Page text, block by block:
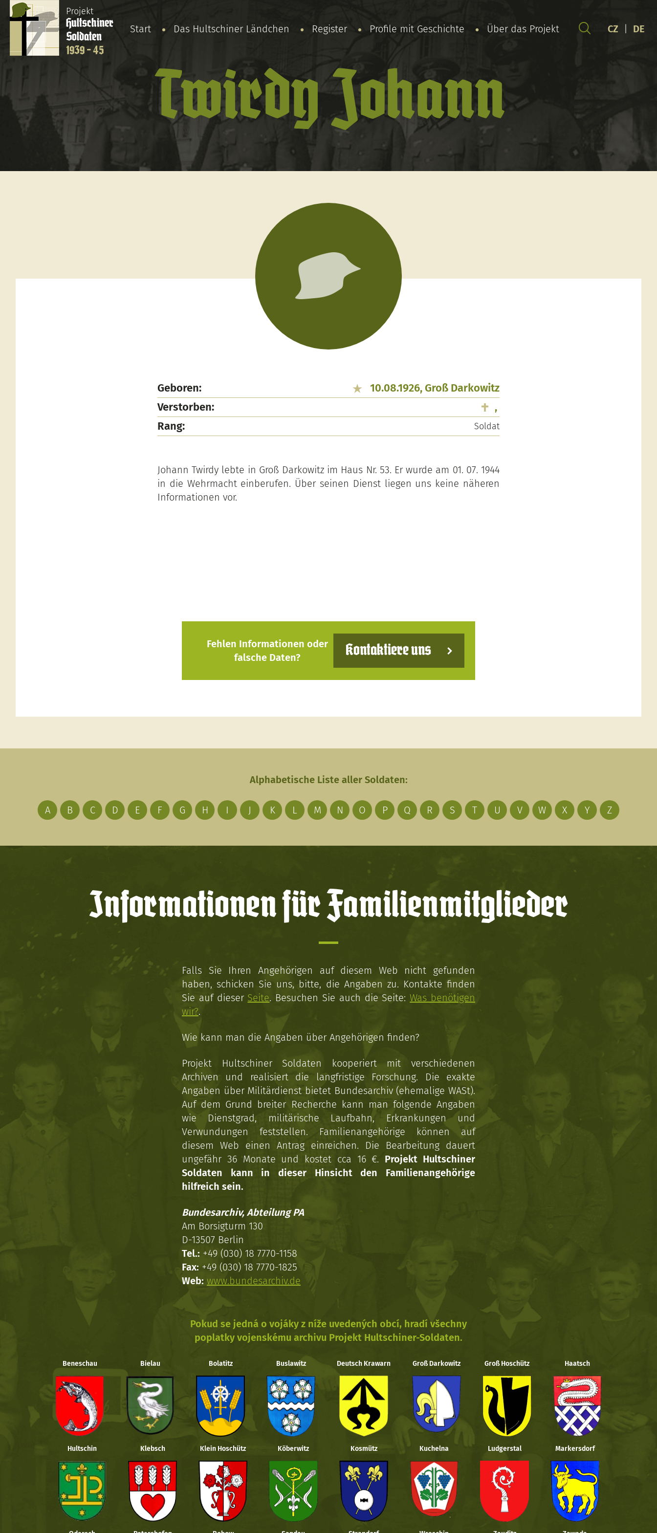
Projekt
Hultschiner
Soldaten
1939 - 45
Start Das Hultschiner Ländchen Register Profile mit Geschichte Über das Projekt CZ DE
Twirdy Johann
Geboren:
10.08.1926, Groß Darkowitz
Verstorben:
,
Rang:
Soldat
Johann Twirdy lebte in Groß Darkowitz im Haus Nr. 53. Er wurde am 01. 07. 1944
in die Wehrmacht einberufen. Über seinen Dienst liegen uns keine näheren
Informationen vor.
Fehlen Informationen oder
falsche Daten?
Kontaktiere uns
Alphabetische Liste aller Soldaten:
A B C D E F G H I J K L M N O P Q R S T U V W X Y Z
Informationen für Familienmitglieder
Falls Sie Ihren Angehörigen auf diesem Web nicht gefunden
haben, schicken Sie uns, bitte, die Angaben zu. Kontakte finden
Sie auf dieser Seite. Besuchen Sie auch die Seite:Was benötigen
wir?.
Wie kann man die Angaben über Angehörigen finden?
Projekt Hultschiner Soldaten kooperiert mit verschiedenen
Archiven und realisiert die langfristige Forschung. Die exakte
Angaben über Militärdienst bietet Bundesarchiv (ehemalige WASt).
Auf dem Grund breiter Recherche kann man folgende Angaben
wie Dienstgrad, militärische Laufbahn, Erkrankungen und
Verwundungen feststellen. Familienangehörige können auf
diesem Web einen Antrag einreichen. Die Bearbeitung dauert
ungefähr 36 Monate und kostet cca 16 €. Projekt Hultschiner
Soldaten kann in dieser Hinsicht den Familienangehörige
hilfreich sein.
Bundesarchiv, Abteilung PA
Am Borsigturm 130
D-13507 Berlin
Tel.: +49 (030) 18 7770-1158
Fax: +49 (030) 18 7770-1825
Web: www.bundesarchiv.de
Pokud se jedná o vojáky z níže uvedených obcí, hradí všechny
poplatky vojenskému archivu Projekt Hultschiner-Soldaten.
Beneschau Bielau Bolatitz Buslawitz Deutsch Krawarn Groß Darkowitz Groß Hoschütz Haatsch
Hultschin Klebsch Klein Hoschütz Köberwitz Kosmütz Kuchelna Ludgerstal Markersdorf